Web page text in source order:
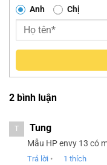
đang chuẩn bị cất cánh.
Anh Chị
2 bình luận
T Tung
Mẫu HP envy 13 có
Trả lời • 1 thích